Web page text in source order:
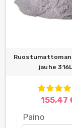
jauhe
155,47
Paino